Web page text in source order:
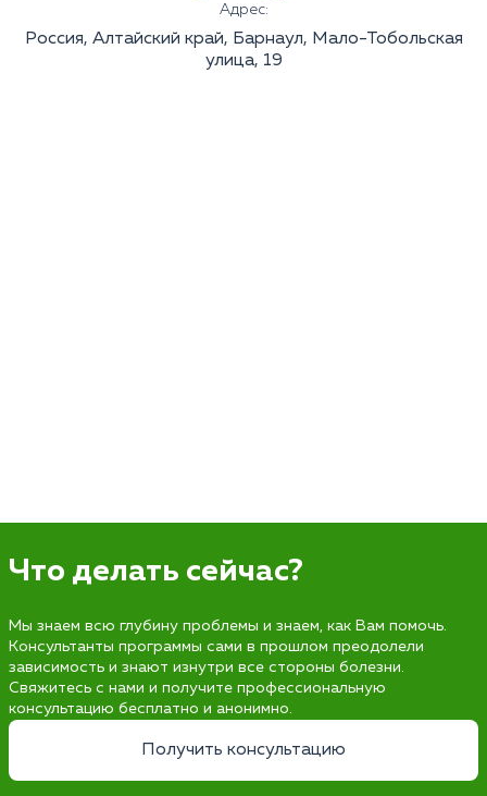
Адрес:
Россия, Алтайский край, Барнаул, Мало-Тобольская
улица, 19
Что делать сейчас?
Мы знаем всю глубину проблемы и знаем, как Вам помочь.
Консультанты программы сами в прошлом преодолели
зависимость и знают изнутри все стороны болезни.
Свяжитесь с нами и получите профессиональную
консультацию бесплатно и анонимно.
Получить консультацию